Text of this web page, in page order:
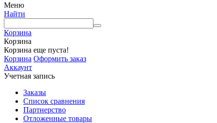
Меню
Найти
Корзина
Корзина
Корзина еще пуста!
Корзина Оформить заказ
Аккаунт
Учетная запись
Заказы
Список сравнения
Партнерство
Отложенные товары